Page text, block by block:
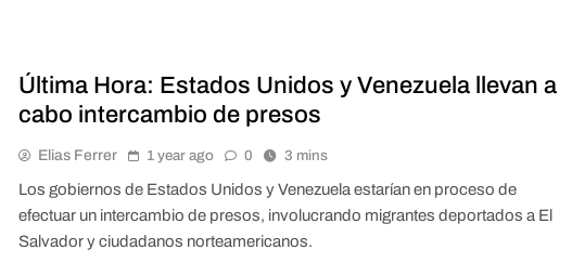
Última Hora: Estados Unidos y Venezuela llevan a
cabo intercambio de presos
Elias Ferrer 1 year ago 0 3 mins
Los gobiernos de Estados Unidos y Venezuela estarían en proceso de
efectuar un intercambio de presos, involucrando migrantes deportados a El
Salvador y ciudadanos norteamericanos.